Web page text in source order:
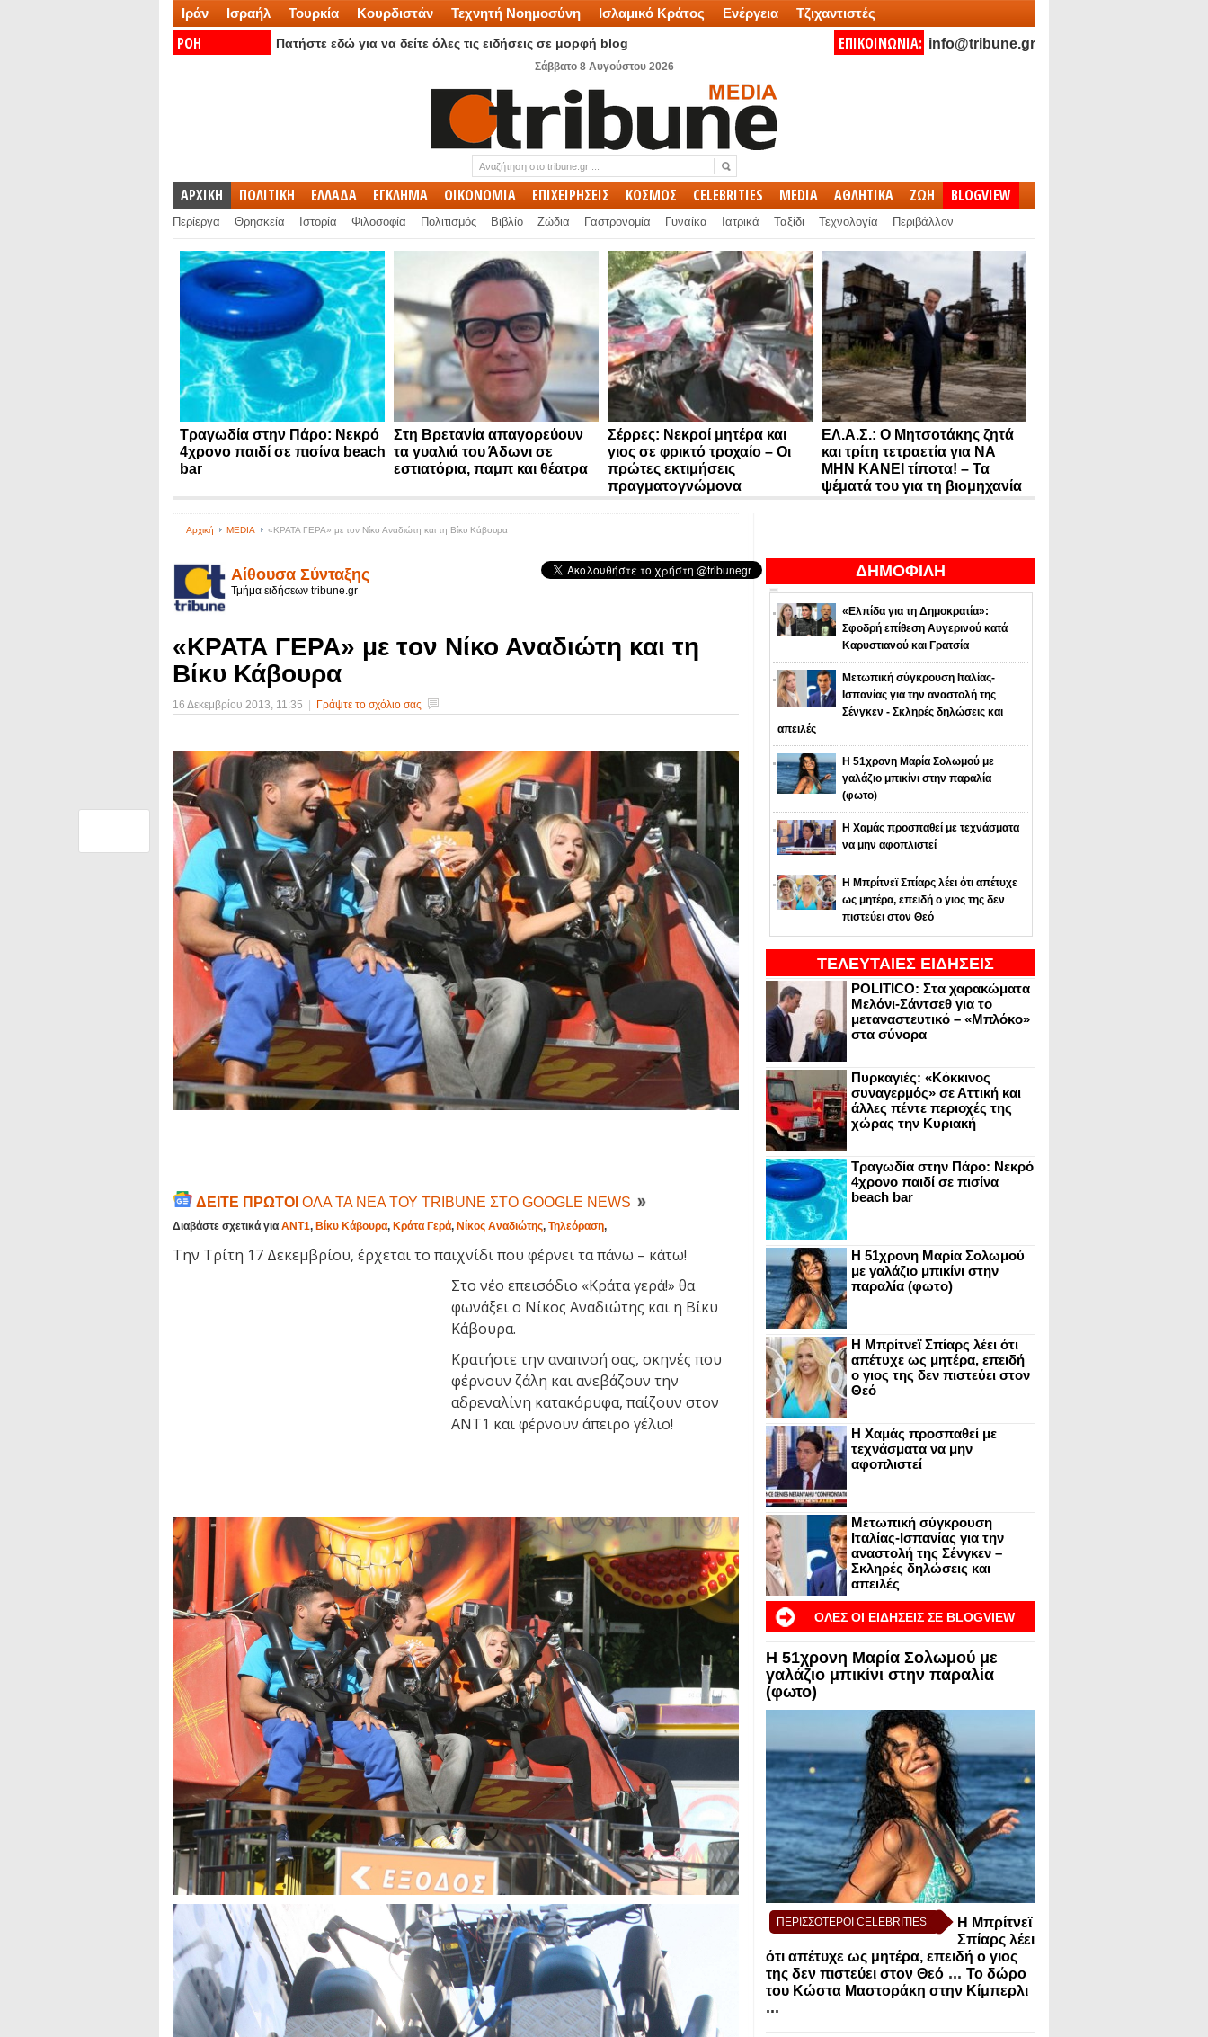
Ιράν Ισραήλ Τουρκία Κουρδιστάν Τεχνητή Νοημοσύνη Ισλαμικό Κράτος Ενέργεια Τζιχαντιστές
ΡΟΗ
Πατήστε εδώ για να δείτε όλες τις ειδήσεις σε μορφή blog ΕΠΙΚΟΙΝΩΝΙΑ: info@tribune.gr
Σάββατο 8 Αυγούστου 2026
ΑΡΧΙΚΗ ΠΟΛΙΤΙΚΗ ΕΛΛΑΔΑ ΕΓΚΛΗΜΑ ΟΙΚΟΝΟΜΙΑ ΕΠΙΧΕΙΡΗΣΕΙΣ ΚΟΣΜΟΣ CELEBRITIES MEDIA ΑΘΛΗΤΙΚΑ ΖΩΗ BLOGVIEW
Περίεργα Θρησκεία Ιστορία Φιλοσοφία Πολιτισμός Βιβλίο Ζώδια Γαστρονομία Γυναίκα Ιατρικά Ταξίδι Τεχνολογία Περιβάλλον
Τραγωδία στην Πάρο: Νεκρό
4χρονο παιδί σε πισίνα beach
bar
Στη Βρετανία απαγορεύουν
τα γυαλιά του Άδωνι σε
εστιατόρια, παμπ και θέατρα
Σέρρες: Νεκροί μητέρα και
γιος σε φρικτό τροχαίο – Οι
πρώτες εκτιμήσεις
πραγματογνώμονα
ΕΛ.Α.Σ.: Ο Μητσοτάκης ζητά
και τρίτη τετραετία για ΝΑ
ΜΗΝ ΚΑΝΕΙ τίποτα! – Τα
ψέματά του για τη βιομηχανία
ΔΗΜΟΦΙΛΗ
«Ελπίδα για τη Δημοκρατία»:
Σφοδρή επίθεση Αυγερινού κατά
Καρυστιανού και Γρατσία
Μετωπική σύγκρουση Ιταλίας-
Ισπανίας για την αναστολή της
Σένγκεν - Σκληρές δηλώσεις και
απειλές
Η 51χρονη Μαρία Σολωμού με
γαλάζιο μπικίνι στην παραλία
(φωτο)
Η Χαμάς προσπαθεί με τεχνάσματα
να μην αφοπλιστεί
Η Μπρίτνεϊ Σπίαρς λέει ότι απέτυχε
ως μητέρα, επειδή ο γιος της δεν
πιστεύει στον Θεό
ΤΕΛΕΥΤΑΙΕΣ ΕΙΔΗΣΕΙΣ
POLITICO: Στα χαρακώματα
Μελόνι-Σάντσεθ για το
μεταναστευτικό – «Μπλόκο»
στα σύνορα
Πυρκαγιές: «Κόκκινος
συναγερμός» σε Αττική και
άλλες πέντε περιοχές της
χώρας την Κυριακή
Τραγωδία στην Πάρο: Νεκρό
4χρονο παιδί σε πισίνα
beach bar
Η 51χρονη Μαρία Σολωμού
με γαλάζιο μπικίνι στην
παραλία (φωτο)
Η Μπρίτνεϊ Σπίαρς λέει ότι
απέτυχε ως μητέρα, επειδή
ο γιος της δεν πιστεύει στον
Θεό
Η Χαμάς προσπαθεί με
τεχνάσματα να μην
αφοπλιστεί
Μετωπική σύγκρουση
Ιταλίας-Ισπανίας για την
αναστολή της Σένγκεν –
Σκληρές δηλώσεις και
απειλές
ΟΛΕΣ ΟΙ ΕΙΔΗΣΕΙΣ ΣΕ BLOGVIEW
Η 51χρονη Μαρία Σολωμού με
γαλάζιο μπικίνι στην παραλία
(φωτο)
ΠΕΡΙΣΣΟΤΕΡΟΙ CELEBRITIES
Η Μπρίτνεϊ
Σπίαρς λέει
ότι απέτυχε ως μητέρα, επειδή ο γιος
της δεν πιστεύει στον Θεό ... Το δώρο
του Κώστα Μαστοράκη στην Κίμπερλι
...
Αρχική MEDIA «ΚΡΑΤΑ ΓΕΡΑ» με τoν Νίκο Αναδιώτη και τη Βίκυ Κάβουρα
Αίθουσα Σύνταξης
Τμήμα ειδήσεων tribune.gr
«ΚΡΑΤΑ ΓΕΡΑ» με τoν Νίκο Αναδιώτη και τη
Βίκυ Κάβουρα
16 Δεκεμβρίου 2013, 11:35 Γράψτε το σχόλιο σας
ΔΕΙΤΕ ΠΡΩΤΟΙ ΟΛΑ ΤΑ ΝΕΑ ΤΟΥ TRIBUNE ΣΤΟ GOOGLE NEWS
Διαβάστε σχετικά για ΑΝΤ1, Βίκυ Κάβουρα, Κράτα Γερά, Νίκος Αναδιώτης, Τηλεόραση,
Την Τρίτη 17 Δεκεμβρίου, έρχεται το παιχνίδι που φέρνει τα πάνω – κάτω!
Στο νέο επεισόδιο «Κράτα γερά!» θα
φωνάξει ο Νίκος Αναδιώτης και η Βίκυ
Κάβουρα.
Κρατήστε την αναπνοή σας, σκηνές που
φέρνουν ζάλη και ανεβάζουν την
αδρεναλίνη κατακόρυφα, παίζουν στον
ΑΝΤ1 και φέρνουν άπειρο γέλιο!